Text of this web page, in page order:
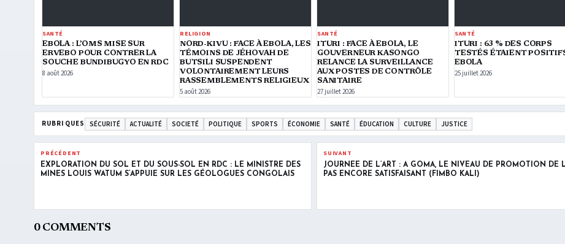
SANTÉ
EBOLA : L’OMS MISE SUR
ERVEBO POUR CONTRER LA
SOUCHE BUNDIBUGYO EN RDC
8 août 2026
RELIGION
NORD-KIVU : FACE À EBOLA, LES
TÉMOINS DE JÉHOVAH DE
BUTSILI SUSPENDENT
VOLONTAIREMENT LEURS
RASSEMBLEMENTS RELIGIEUX
5 août 2026
SANTÉ
ITURI : FACE À EBOLA, LE
GOUVERNEUR KASONGO
RELANCE LA SURVEILLANCE
AUX POSTES DE CONTRÔLE
SANITAIRE
27 juillet 2026
SANTÉ
ITURI : 63 % DES CORPS
TESTÉS ÉTAIENT
EBOLA
25 juillet 2026
RUBRIQUES SÉCURITÉ ACTUALITÉ SOCIETÉ POLITIQUE SPORTS ÉCONOMIE SANTÉ ÉDUCATION CULTURE JUSTICE
PRÉCÉDENT
EXPLORATION DU SOL ET DU SOUS-SOL EN RDC : LE MINISTRE DES
MINES LOUIS WATUM S’APPUIE SUR LES GÉOLOGUES CONGOLAIS
SUIVANT
JOURNÉE DE L’ART : À GOMA, LE NIVEAU DE PROMOTION DE
PAS ENCORE SATISFAISANT (FIMBO KALI)
0 COMMENTS